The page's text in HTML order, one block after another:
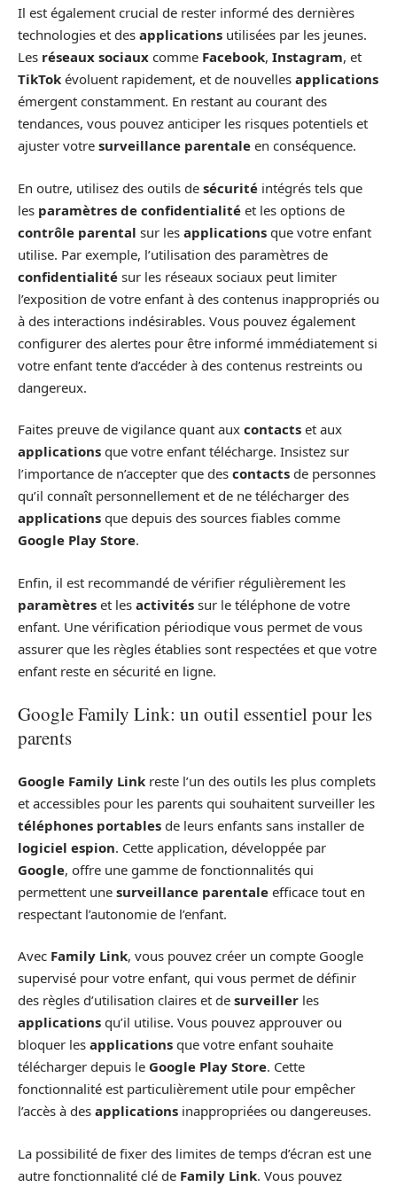
Il est également crucial de rester informé des dernières
technologies et des applications utilisées par les jeunes.
Les réseaux sociaux comme Facebook, Instagram, et
TikTok évoluent rapidement, et de nouvelles applications
émergent constamment. En restant au courant des
tendances, vous pouvez anticiper les risques potentiels et
ajuster votre surveillance parentale en conséquence.
En outre, utilisez des outils de sécurité intégrés tels que
les paramètres de confidentialité et les options de
contrôle parental sur les applications que votre enfant
utilise. Par exemple, l’utilisation des paramètres de
confidentialité sur les réseaux sociaux peut limiter
l’exposition de votre enfant à des contenus inappropriés ou
à des interactions indésirables. Vous pouvez également
configurer des alertes pour être informé immédiatement si
votre enfant tente d’accéder à des contenus restreints ou
dangereux.
Faites preuve de vigilance quant aux contacts et aux
applications que votre enfant télécharge. Insistez sur
l’importance de n’accepter que des contacts de personnes
qu’il connaît personnellement et de ne télécharger des
applications que depuis des sources fiables comme
Google Play Store.
Enfin, il est recommandé de vérifier régulièrement les
paramètres et les activités sur le téléphone de votre
enfant. Une vérification périodique vous permet de vous
assurer que les règles établies sont respectées et que votre
enfant reste en sécurité en ligne.
Google Family Link: un outil essentiel pour les
parents
Google Family Link reste l’un des outils les plus complets
et accessibles pour les parents qui souhaitent surveiller les
téléphones portables de leurs enfants sans installer de
logiciel espion. Cette application, développée par
Google, offre une gamme de fonctionnalités qui
permettent une surveillance parentale efficace tout en
respectant l’autonomie de l’enfant.
Avec Family Link, vous pouvez créer un compte Google
supervisé pour votre enfant, qui vous permet de définir
des règles d’utilisation claires et de surveiller les
applications qu’il utilise. Vous pouvez approuver ou
bloquer les applications que votre enfant souhaite
télécharger depuis le Google Play Store. Cette
fonctionnalité est particulièrement utile pour empêcher
l’accès à des applications inappropriées ou dangereuses.
La possibilité de fixer des limites de temps d’écran est une
autre fonctionnalité clé de Family Link. Vous pouvez